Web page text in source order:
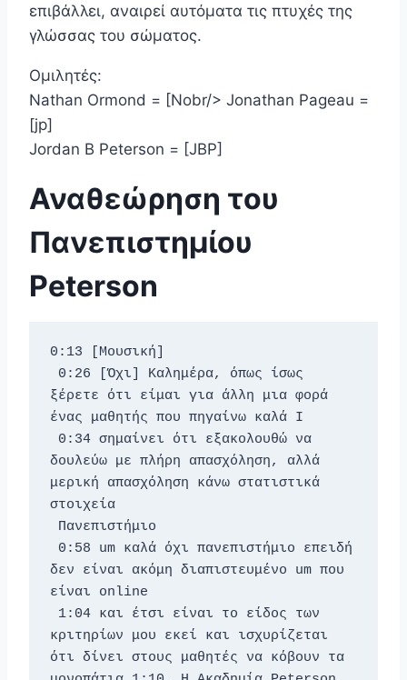
επιβάλλει, αναιρεί αυτόματα τις πτυχές της
γλώσσας του σώματος.
Ομιλητές:
Nathan Ormond = [Nobr/> Jonathan Pageau =
[jp]
Jordan B Peterson = [JBP]
Αναθεώρηση του
Πανεπιστημίου
Peterson
0:13 [Μουσική]
ξέρετε ότι είμαι για άλλη μια φορά
ένας μαθητής που πηγαίνω καλά I
δουλεύω με πλήρη απασχόληση, αλλά
μερική απασχόληση κάνω στατιστικά
στοιχεία
Πανεπιστήμιο
δεν είναι ακόμη διαπιστευμένο um που
είναι online
κριτηρίων μου εκεί και ισχυρίζεται
ότι δίνει στους μαθητές να κόβουν τα